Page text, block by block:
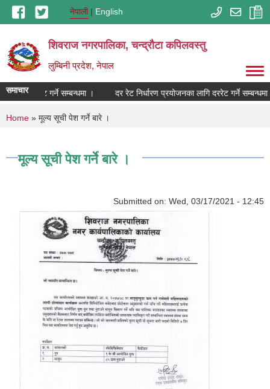
Skip to main contentनेपाली English
शिवराज नगरपालिका, चन्द्राैटा कपिलवस्तु
लुम्बिनी प्रदेश, नेपाल
समाचार
लागि दररेट गर्ने सम्बन्धमा । दर रेट निर्धारण प्रयोजनका लागि दररेट गर्ने सम्बन्धमा
You are here
Home » मूल्य सूची पेश गर्ने बारे ।
मूल्य सूची पेश गर्ने बारे ।
Submitted on: Wed, 03/17/2021 - 12:45